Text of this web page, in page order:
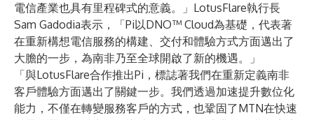
電信產業也具有里程碑式的意義。」LotusFlare執行長
Sam Gadodia表示，「Pi以DNO™ Cloud為基礎，代表著
在重新構想電信服務的構建、交付和體驗方式方面邁出了
大膽的一步，為南非乃至全球開啟了新的機遇。」
「與LotusFlare合作推出Pi，標誌著我們在重新定義南非
客戶體驗方面邁出了關鍵一步。我們透過加速提升數位化
能力，不僅在轉變服務客戶的方式，也鞏固了MTN在快速